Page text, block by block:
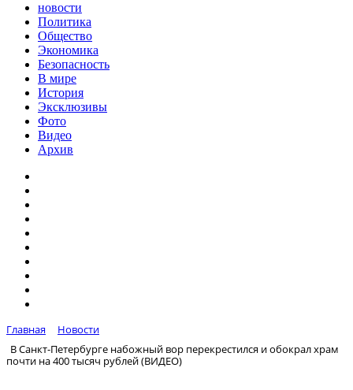
новости
Политика
Общество
Экономика
Безопасность
В мире
История
Эксклюзивы
Фото
Видео
Архив
Главная
Новости
В Санкт-Петербурге набожный вор перекрестился и обокрал храм
почти на 400 тысяч рублей (ВИДЕО)